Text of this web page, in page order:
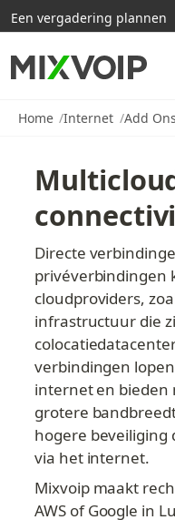
Home Internet Add Ons
Directe
privéverbindingen
cloudproviders,
infrastructuur die
verbindingen
internet en bieden
grotere
hogere beveiliging
via het internet.
Mixvoip maakt
AWS of Google in
Een vergadering plannen